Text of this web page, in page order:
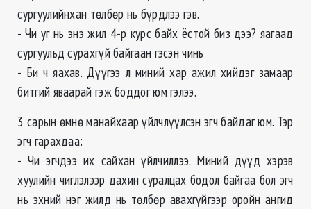
сургуулийнхан төлбөр нь бүрдлээ гэв.
- Чи уг нь энэ жил 4-р курс байх ёстой биз дээ? яагаад
сургуульд сурахгүй байгаан гэсэн чинь
- Би ч яахав. Дүүгээ л миний хар ажил хийдэг замаар
битгий яваарай гэж боддог юм гэлээ.
3 сарын өмнө манайхаар үйлчлүүлсэн эгч байдаг юм. Тэр
эгч гарахдаа:
- Чи эгчдээ их сайхан үйлчиллээ. Миний дүүд хэрэв
хуулийн чиглэлээр дахин суралцах бодол байгаа бол эгч
нь эхний нэг жилд нь төлбөр авахгүйгээр оройн ангид